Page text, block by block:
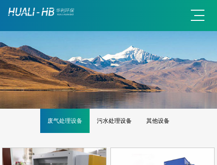
废气处理设备 污水处理设备 其他设备